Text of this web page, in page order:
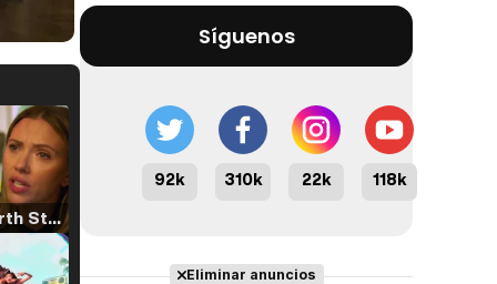
Tráiler 'North Star' (2023)
Síguenos
92k 310k 22k 118k
Eliminar anuncios